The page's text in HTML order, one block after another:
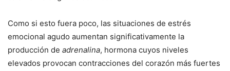
Como si esto fuera poco, las situaciones de estrés
emocional agudo aumentan significativamente la
producción de adrenalina, hormona cuyos niveles
elevados provocan contracciones del corazón más fuertes